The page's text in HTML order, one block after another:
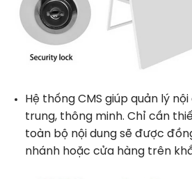
Hệ thống CMS giúp quản lý
trung, thông minh. Chỉ cần
toàn bộ nội dung sẽ được
nhánh hoặc cửa hàng trên